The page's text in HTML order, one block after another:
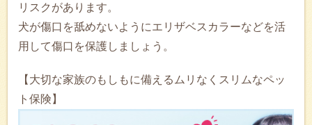
リスクがあります。
犬が傷口を舐めないようにエリザベスカラーなどを活
用して傷口を保護しましょう。
【大切な家族のもしもに備えるムリなくスリムなペッ
ト保険】